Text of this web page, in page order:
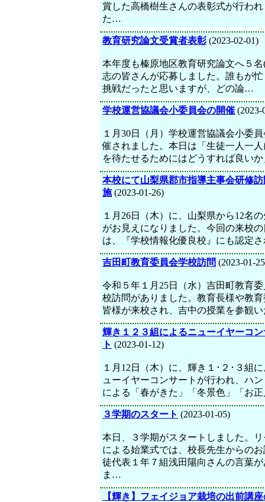
賞した高橋樹生さんの表彰式が行わ
た…
教育研究論文受賞者表彰(2023-02-01)
本年度も榛原地区教育研究論文へ５
志の皆さんが応募しました。誰もが
挑戦だったと思いますが、どの論…
学校運営協議会小委員会の開催 (2023-
１月30日（月）学校運営協議会小委
催されました。本日は「生徒一人一
を待たせるためにはどうすれば良い
本校にて山梨県郡市指導主事会研修
施(2023-01-26)
１月26日（木）に、山梨県から12名
がお見えになりました。今回の来校
は、『学校情報化優良校』にも認定
吉田町教育委員会学校訪問 (2023-01-
令和５年１月25日（水）吉田町教育
校訪問がありました。教育長様や教
皆様が来校され、吉中の授業を参観
輝き１２３組によるニューイヤーコ
ト (2023-01-12)
１月12日（木）に、輝き１･２･３組
ューイヤーコンサートが行われ、ハ
による「春がきた」「冬景色」「お
３学期のスタート (2023-01-05)
本日、３学期がスタートしました。
による始業式では、校長先生からの
徒代表１年７組浅田陽向さんの言葉
ま…
【輝き】フェイジョア栽培の出前講